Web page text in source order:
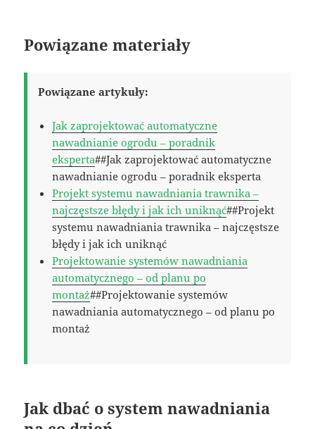
Powiązane materiały
Powiązane artykuły:
Jak zaprojektować automatyczne
nawadnianie ogrodu – poradnik
eksperta##Jak zaprojektować automatyczne
nawadnianie ogrodu – poradnik eksperta
Projekt systemu nawadniania trawnika –
najczęstsze błędy i jak ich uniknąć##Projekt
systemu nawadniania trawnika – najczęstsze
błędy i jak ich uniknąć
Projektowanie systemów nawadniania
automatycznego – od planu po
montaż##Projektowanie systemów
nawadniania automatycznego – od planu po
montaż
Jak dbać o system nawadniania